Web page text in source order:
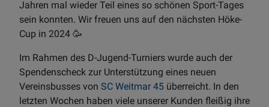
Jahren mal wieder Teil eines so schönen Sport-Tages
sein konnten. Wir freuen uns auf den nächsten Höke-
Cup in 2024 🥳
Im Rahmen des D-Jugend-Turniers wurde auch der
Spendenscheck zur Unterstützung eines neuen
Vereinsbusses von SC Weitmar 45 überreicht. In den
letzten Wochen haben viele unserer Kunden fleißig ihre